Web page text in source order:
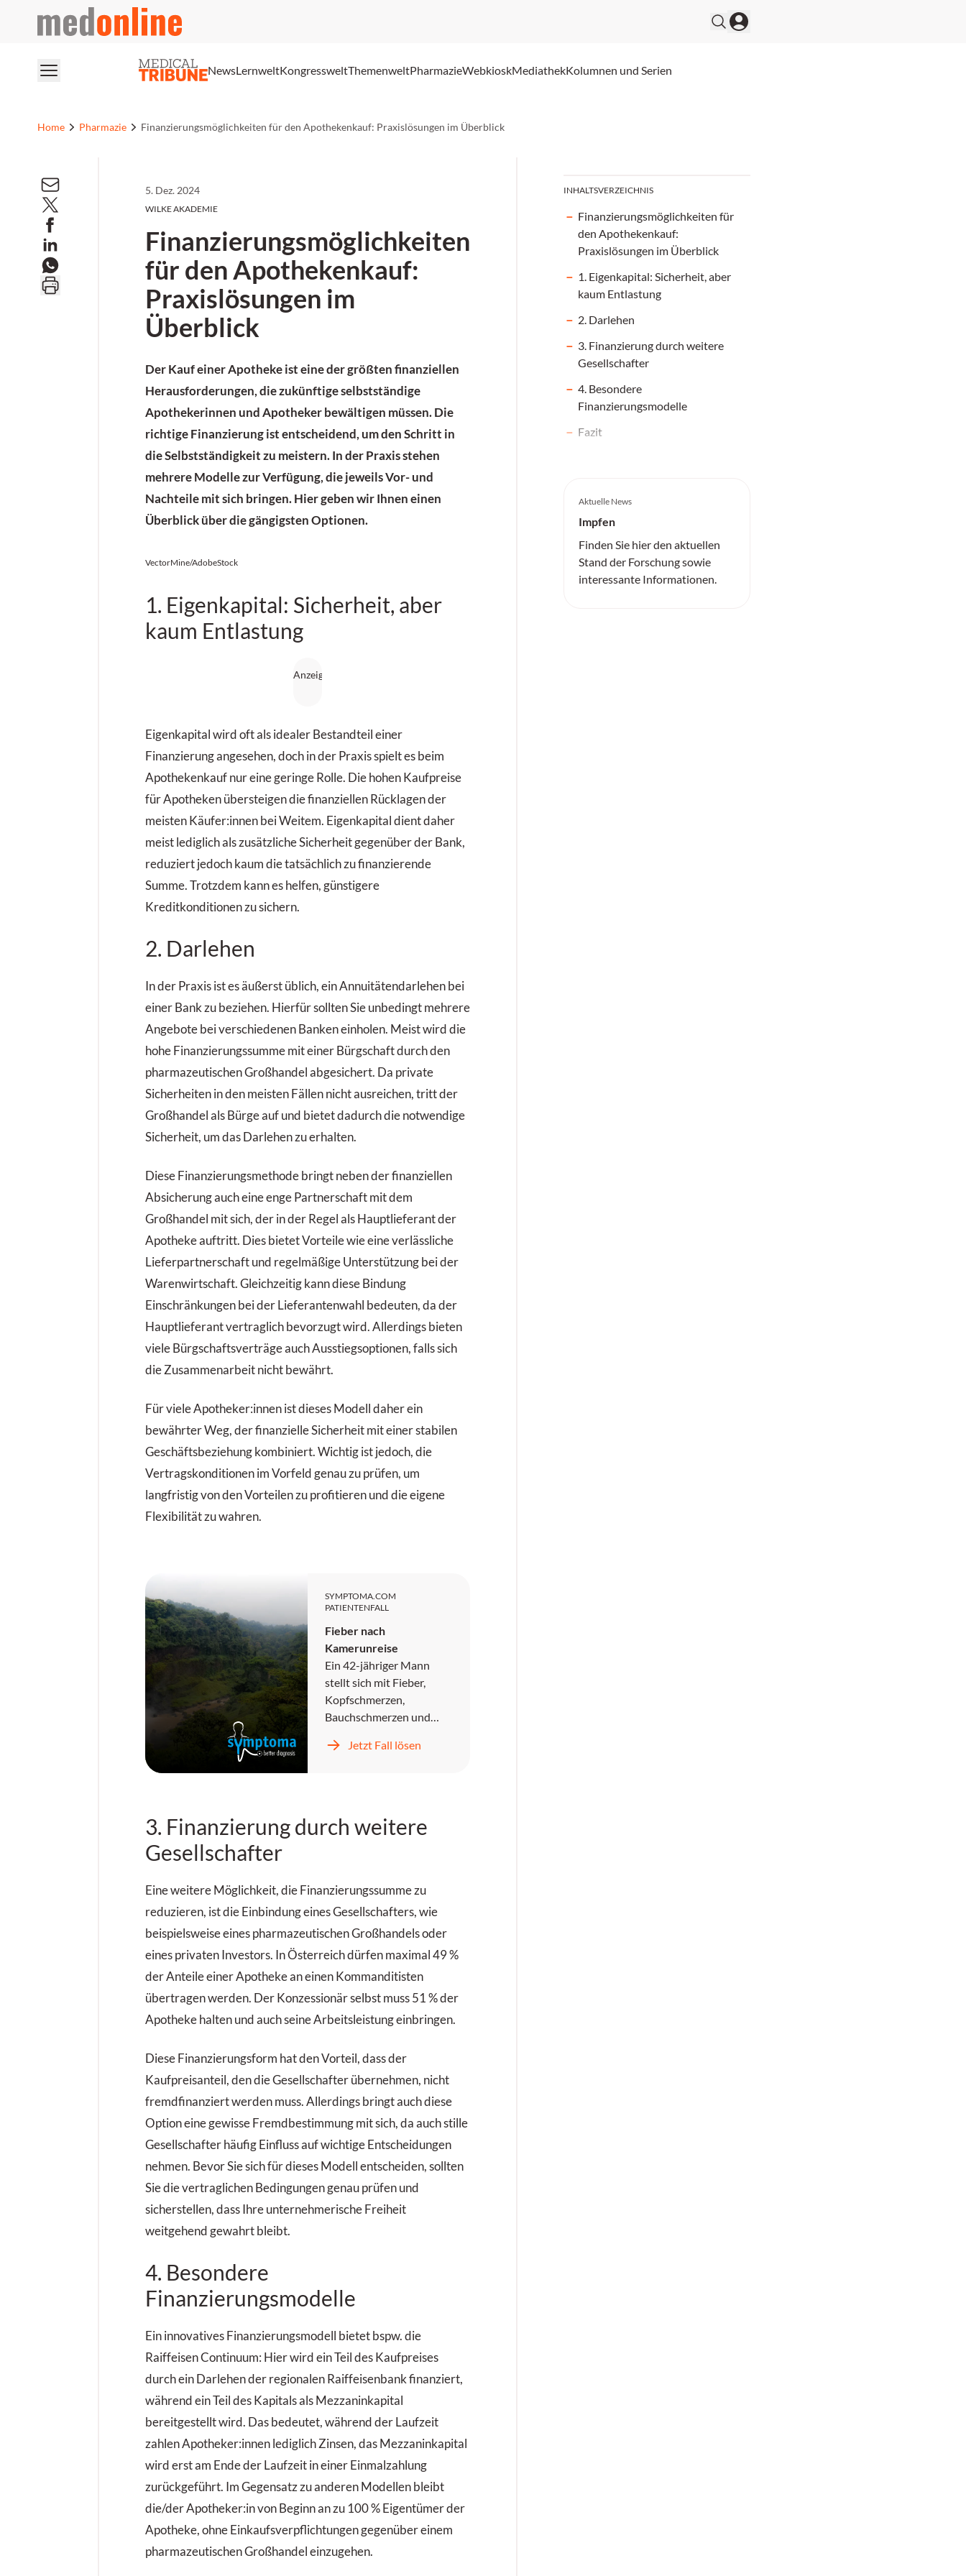
medonline
NewsLernweltKongressweltThemenweltPharmazieWebkioskMediathekKolumnen und Serien
Home Pharmazie Finanzierungsmöglichkeiten für den Apothekenkauf: Praxislösungen im Überblick
5. Dez. 2024
WILKE AKADEMIE
Finanzierungsmöglichkeiten
für den Apothekenkauf:
Praxislösungen im
Überblick
Der Kauf einer Apotheke ist eine der größten finanziellen
Herausforderungen, die zukünftige selbstständige
Apothekerinnen und Apotheker bewältigen müssen. Die
richtige Finanzierung ist entscheidend, um den Schritt in
die Selbstständigkeit zu meistern. In der Praxis stehen
mehrere Modelle zur Verfügung, die jeweils Vor- und
Nachteile mit sich bringen. Hier geben wir Ihnen einen
Überblick über die gängigsten Optionen.
VectorMine/AdobeStock
1. Eigenkapital: Sicherheit, aber
kaum Entlastung
Eigenkapital wird oft als idealer Bestandteil einer
Finanzierung angesehen, doch in der Praxis spielt es beim
Apothekenkauf nur eine geringe Rolle. Die hohen Kaufpreise
für Apotheken übersteigen die finanziellen Rücklagen der
meisten Käufer:innen bei Weitem. Eigenkapital dient daher
meist lediglich als zusätzliche Sicherheit gegenüber der Bank,
reduziert jedoch kaum die tatsächlich zu finanzierende
Summe. Trotzdem kann es helfen, günstigere
Kreditkonditionen zu sichern.
2. Darlehen
In der Praxis ist es äußerst üblich, ein Annuitätendarlehen bei
einer Bank zu beziehen. Hierfür sollten Sie unbedingt mehrere
Angebote bei verschiedenen Banken einholen. Meist wird die
hohe Finanzierungssumme mit einer Bürgschaft durch den
pharmazeutischen Großhandel abgesichert. Da private
Sicherheiten in den meisten Fällen nicht ausreichen, tritt der
Großhandel als Bürge auf und bietet dadurch die notwendige
Sicherheit, um das Darlehen zu erhalten.
Diese Finanzierungsmethode bringt neben der finanziellen
Absicherung auch eine enge Partnerschaft mit dem
Großhandel mit sich, der in der Regel als Hauptlieferant der
Apotheke auftritt. Dies bietet Vorteile wie eine verlässliche
Lieferpartnerschaft und regelmäßige Unterstützung bei der
Warenwirtschaft. Gleichzeitig kann diese Bindung
Einschränkungen bei der Lieferantenwahl bedeuten, da der
Hauptlieferant vertraglich bevorzugt wird. Allerdings bieten
viele Bürgschaftsverträge auch Ausstiegsoptionen, falls sich
die Zusammenarbeit nicht bewährt.
Für viele Apotheker:innen ist dieses Modell daher ein
bewährter Weg, der finanzielle Sicherheit mit einer stabilen
Geschäftsbeziehung kombiniert. Wichtig ist jedoch, die
Vertragskonditionen im Vorfeld genau zu prüfen, um
langfristig von den Vorteilen zu profitieren und die eigene
Flexibilität zu wahren.
SYMPTOMA.COM
PATIENTENFALL
Fieber nach
Kamerunreise
Ein 42-jähriger Mann
stellt sich mit Fieber,
Kopfschmerzen,
Bauchschmerzen und
Notaufnahme vor. Er wird
später mit unstillbarem
Erbrechen,
zurück.
Jetzt Fall lösen
3. Finanzierung durch weitere
Gesellschafter
Eine weitere Möglichkeit, die Finanzierungssumme zu
reduzieren, ist die Einbindung eines Gesellschafters, wie
beispielsweise eines pharmazeutischen Großhandels oder
eines privaten Investors. In Österreich dürfen maximal 49 %
der Anteile einer Apotheke an einen Kommanditisten
übertragen werden. Der Konzessionär selbst muss 51 % der
Apotheke halten und auch seine Arbeitsleistung einbringen.
Diese Finanzierungsform hat den Vorteil, dass der
Kaufpreisanteil, den die Gesellschafter übernehmen, nicht
fremdfinanziert werden muss. Allerdings bringt auch diese
Option eine gewisse Fremdbestimmung mit sich, da auch stille
Gesellschafter häufig Einfluss auf wichtige Entscheidungen
nehmen. Bevor Sie sich für dieses Modell entscheiden, sollten
Sie die vertraglichen Bedingungen genau prüfen und
sicherstellen, dass Ihre unternehmerische Freiheit
weitgehend gewahrt bleibt.
4. Besondere
Finanzierungsmodelle
Ein innovatives Finanzierungsmodell bietet bspw. die
Raiffeisen Continuum: Hier wird ein Teil des Kaufpreises
durch ein Darlehen der regionalen Raiffeisenbank finanziert,
während ein Teil des Kapitals als Mezzaninkapital
bereitgestellt wird. Das bedeutet, während der Laufzeit
zahlen Apotheker:innen lediglich Zinsen, das Mezzaninkapital
wird erst am Ende der Laufzeit in einer Einmalzahlung
zurückgeführt. Im Gegensatz zu anderen Modellen bleibt
die/der Apotheker:in von Beginn an zu 100 % Eigentümer der
Apotheke, ohne Einkaufsverpflichtungen gegenüber einem
pharmazeutischen Großhandel einzugehen.
INHALTSVERZEICHNIS
Finanzierungsmöglichkeiten für
den Apothekenkauf:
Praxislösungen im Überblick
1. Eigenkapital: Sicherheit, aber
kaum Entlastung
2. Darlehen
3. Finanzierung durch weitere
Gesellschafter
4. Besondere
Finanzierungsmodelle
Fazit
Aktuelle News
Impfen
Finden Sie hier den aktuellen
Stand der Forschung sowie
interessante Informationen.